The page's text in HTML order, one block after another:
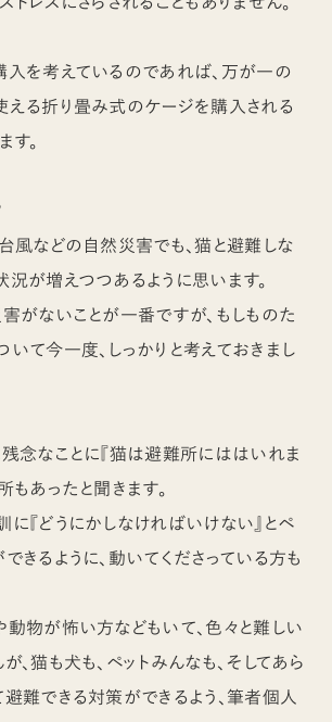
を考えているのであれば、万が一の
える折り畳み式のケージを購入される
す。
風などの自然災害でも、猫と避難しな
が増えつつあるように思います。
がないことが一番ですが、もしものた
て今一度、しっかりと考えておきまし
念なことに『猫は避難所にははいれま
もあったと聞きます。
『どうにかしなければいけない』とペ
きるように、動いてくださっている方も
物が怖い方などもいて、色々と難しい
、猫も犬も、ペットみんなも、そしてあら
難できる対策ができるよう、筆者個人